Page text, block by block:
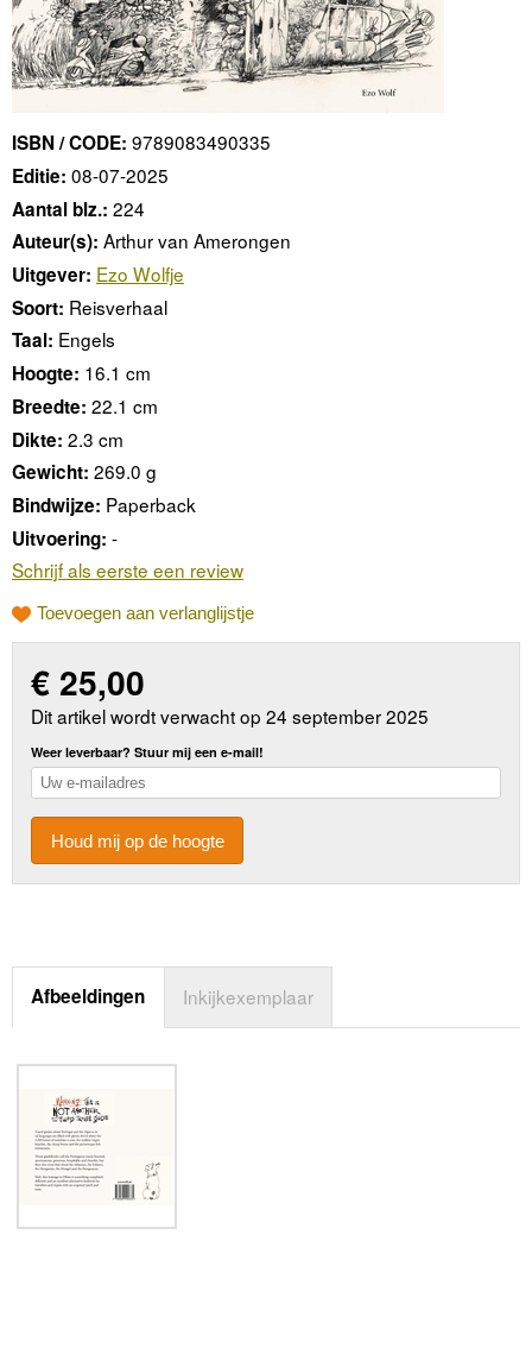
ISBN / CODE: 9789083490335
Editie: 08-07-2025
Aantal blz.: 224
Auteur(s): Arthur van Amerongen
Uitgever: Ezo Wolfje
Soort: Reisverhaal
Taal: Engels
Hoogte: 16.1 cm
Breedte: 22.1 cm
Dikte: 2.3 cm
Gewicht: 269.0 g
Bindwijze: Paperback
Uitvoering: -
Schrijf als eerste een review
Toevoegen aan verlanglijstje
€ 25,00
Dit artikel wordt verwacht op 24 september 2025
Weer leverbaar? Stuur mij een e-mail!
Houd mij op de hoogte
Afbeeldingen Inkijkexemplaar